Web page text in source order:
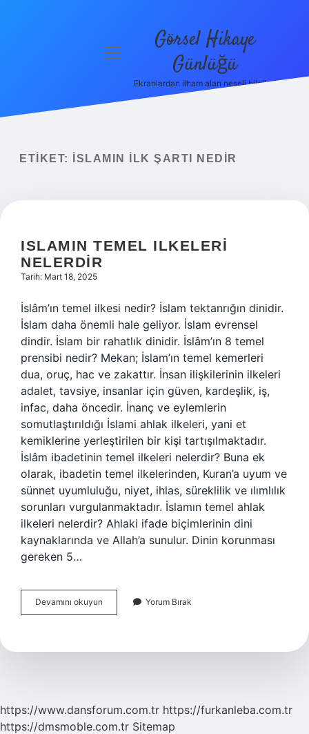
menüyü
Görsel Hikaye
Günlüğü
Ekranlardan ilham alan neşeli bilgiler!
ETIKET: İSLAMIN ILK ŞARTI NEDIR
ISLAMIN TEMEL ILKELERI
NELERDIR
Tarih: Mart 18, 2025
İslâm’ın temel ilkesi nedir? İslam tektanrığın dinidir.
İslam daha önemli hale geliyor. İslam evrensel
dindir. İslam bir rahatlık dinidir. İslâm’ın 8 temel
prensibi nedir? Mekan; İslam’ın temel kemerleri
dua, oruç, hac ve zakattır. İnsan ilişkilerinin ilkeleri
adalet, tavsiye, insanlar için güven, kardeşlik, iş,
infac, daha öncedir. İnanç ve eylemlerin
somutlaştırıldığı İslami ahlak ilkeleri, yani et
kemiklerine yerleştirilen bir kişi tartışılmaktadır.
İslâm ibadetinin temel ilkeleri nelerdir? Buna ek
olarak, ibadetin temel ilkelerinden, Kuran’a uyum ve
sünnet uyumluluğu, niyet, ihlas, süreklilik ve ılımlılık
sorunları vurgulanmaktadır. İslamın temel ahlak
ilkeleri nelerdir? Ahlaki ifade biçimlerinin dini
kaynaklarında ve Allah’a sunulur. Dinin korunması
gereken 5…
Devamını okuyun
Temel
Yorum Bırak
https://www.dansforum.com.tr https://furkanleba.com.tr
https://dmsmoble.com.tr Sitemap